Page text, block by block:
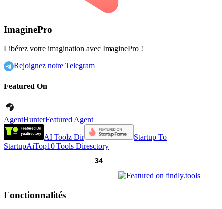
ImaginePro
Libérez votre imagination avec ImaginePro !
Rejoignez notre Telegram
Featured On
AgentHunterFeatured Agent
AI Toolz Dir
Startup To
StartupAiTop10 Tools Diresctory
Fonctionnalités